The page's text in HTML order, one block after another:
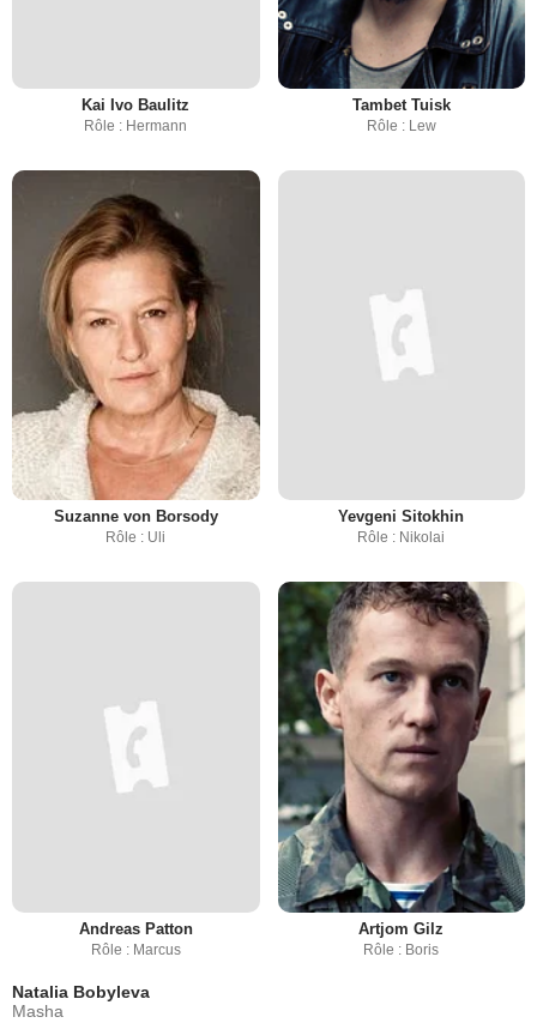
Kai Ivo Baulitz
Rôle : Hermann
Tambet Tuisk
Rôle : Lew
Suzanne von Borsody
Rôle : Uli
Yevgeni Sitokhin
Rôle : Nikolai
Andreas Patton
Rôle : Marcus
Artjom Gilz
Rôle : Boris
Natalia Bobyleva
Masha